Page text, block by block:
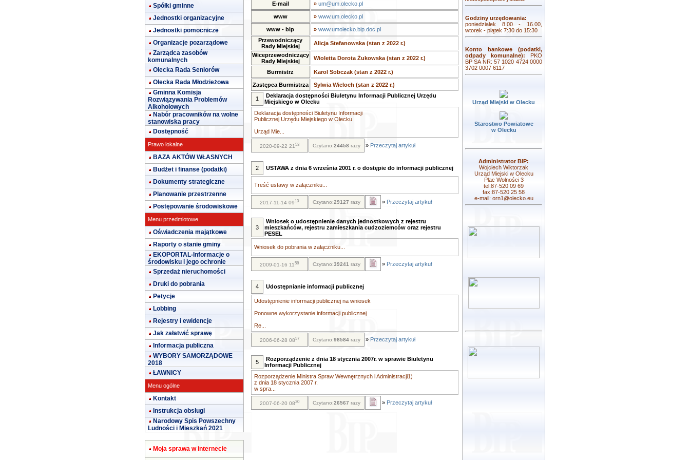
Spółki gminne
Jednostki organizacyjne
Jednostki pomocnicze
Organizacje pozarządowe
Zarządca zasobów
komunalnych
Olecka Rada Seniorów
Olecka Rada Młodzieżowa
Gminna Komisja
Rozwiązywania Problemów
Alkoholowych
Nabór pracowników na wolne
stanowiska pracy
Dostępność
Prawo lokalne
BAZA AKTÓW WŁASNYCH
Budżet i finanse (podatki)
Dokumenty strategiczne
Planowanie przestrzenne
Postępowanie środowiskowe
Menu przedmiotowe
Oświadczenia majątkowe
Raporty o stanie gminy
EKOPORTAL-Informacje o
środowisku i jego ochronie
Sprzedaż nieruchomości
Druki do pobrania
Petycje
Lobbing
Rejestry i ewidencje
Jak załatwić sprawę
Informacja publiczna
WYBORY SAMORZĄDOWE
2018
ŁAWNICY
Menu ogólne
Kontakt
Instrukcja obsługi
Narodowy Spis Powszechny
Ludności i Mieszkań 2021
Moja sprawa w internecie
E-mail » um@um.olecko.pl
www » www.um.olecko.pl
www - bip » www.umolecko.bip.doc.pl
Przewodniczący
Rady Miejskiej
Alicja Stefanowska (stan z 2022 r.)
Wiceprzewodniczący
Rady Miejskiej
Wioletta Dorota Żukowska (stan z 2022 r.)
Burmistrz Karol Sobczak (stan z 2022 r.)
Zastępca Burmistrza Sylwia Wieloch (stan z 2022 r.)
1
Deklaracja dostępności Biuletynu Informacji Publicznej Urzędu
Miejskiego w Olecku
Deklaracja dostępności Biuletynu Informacji
Publicznej Urzędu Miejskiego w Olecku
Urząd Mie...
2020-09-22 2153 Czytano:24458 razy » Przeczytaj artykuł
2 USTAWA z dnia 6 września 2001 r. o dostępie do informacji publicznej
Treść ustawy w załączniku...
2017-11-14 0910 Czytano:29127 razy » Przeczytaj artykuł
3
Wniosek o udostępnienie danych jednostkowych z rejestru
mieszkańców, rejestru zamieszkania cudzoziemców oraz rejestru
PESEL
Wniosek do pobrania w załączniku...
2009-01-16 1158 Czytano:39241 razy » Przeczytaj artykuł
4 Udostępnianie informacji publicznej
Udostępnienie informacji publicznej na wniosek
Ponowne wykorzystanie informacji publicznej
Re...
2006-06-28 0857 Czytano:98584razy » Przeczytaj artykuł
5
Rozporządzenie z dnia 18 stycznia 2007r. w sprawie Biuletynu
Informacji Publicznej
Rozporządzenie Ministra Spraw Wewnętrznych i Administracji1)
z dnia 18 stycznia 2007 r.
w spra...
2007-06-20 0830 Czytano:26567 razy » Przeczytaj artykuł
Godziny urzędowania:
poniedziałek 8.00 - 16.00,
wtorek - piątek 7:30 do 15:30
Konto bankowe (podatki,
odpady komunalne): PKO
BP SA NR: 57 1020 4724 0000
3702 0007 6117
Urząd Miejski w Olecku
Starostwo Powiatowe
w Olecku
Administrator BIP:
Wojciech Wiktorzak
Urząd Miejski w Olecku
Plac Wolności 3
tel:87-520 09 69
fax:87-520 25 58
e-mail: orn1@olecko.eu